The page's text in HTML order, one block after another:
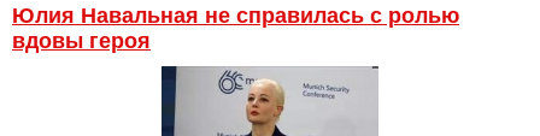
Юлия Навальная не справилась с ролью
вдовы героя